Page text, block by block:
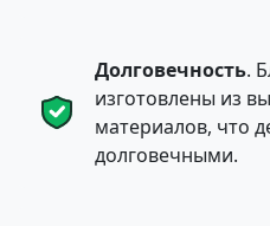
Долговечность.
изготовлены из
материалов, что
долговечными.